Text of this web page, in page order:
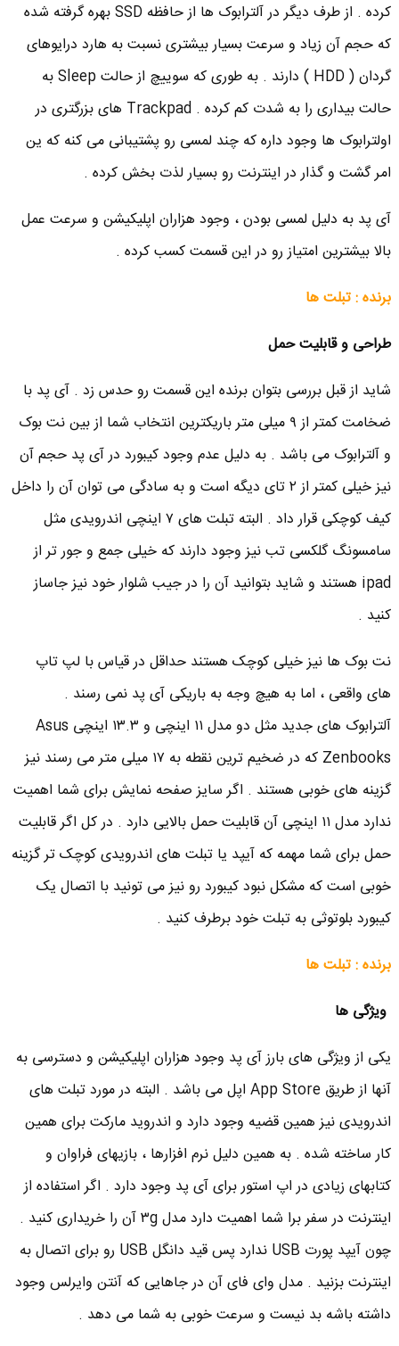
کرده . از طرف دیگر در آلترابوک ها از حافظه SSD بهره گرفته شده
که حجم آن زیاد و سرعت بسیار بیشتری نسبت به هارد درایوهای
گردان ( HDD ) دارند . به طوری که سوییچ از حالت Sleep به
حالت بیداری را به شدت کم کرده . Trackpad های بزرگتری در
اولترابوک ها وجود داره که چند لمسی رو پشتیبانی می کنه که ین
امر گشت و گذار در اینترنت رو بسیار لذت بخش کرده .
آی پد به دلیل لمسی بودن ، وجود هزاران اپلیکیشن و سرعت عمل
بالا بیشترین امتیاز رو در این قسمت کسب کرده .
برنده : تبلت ها
طراحی و قابلیت حمل
شاید از قبل بررسی بتوان برنده این قسمت رو حدس زد . آی پد با
ضخامت کمتر از ۹ میلی متر باریکترین انتخاب شما از بین نت بوک
و آلترابوک می باشد . به دلیل عدم وجود کیبورد در آی پد حجم آن
نیز خیلی کمتر از ۲ تای دیگه است و به سادگی می توان آن را داخل
کیف کوچکی قرار داد . البته تبلت های ۷ اینچی اندرویدی مثل
سامسونگ گلکسی تب نیز وجود دارند که خیلی جمع و جور تر از
ipad هستند و شاید بتوانید آن را در جیب شلوار خود نیز جاساز
کنید .
نت بوک ها نیز خیلی کوچک هستند حداقل در قیاس با لپ تاپ
های واقعی ، اما به هیچ وجه به باریکی آی پد نمی رسند .
آلترابوک های جدید مثل دو مدل ۱۱ اینچی و ۱۳.۳ اینچی Asus
Zenbooks که در ضخیم ترین نقطه به ۱۷ میلی متر می رسند نیز
گزینه های خوبی هستند . اگر سایز صفحه نمایش برای شما اهمیت
ندارد مدل ۱۱ اینچی آن قابلیت حمل بالایی دارد . در کل اگر قابلیت
حمل برای شما مهمه که آیپد یا تبلت های اندرویدی کوچک تر گزینه
خوبی است که مشکل نبود کیبورد رو نیز می تونید با اتصال یک
کیبورد بلوتوثی به تبلت خود برطرف کنید .
برنده : تبلت ها
ویژگی ها
یکی از ویژگی های بارز آی پد وجود هزاران اپلیکیشن و دسترسی به
آنها از طریق App Store اپل می باشد . البته در مورد تبلت های
اندرویدی نیز همین قضیه وجود دارد و اندروید مارکت برای همین
کار ساخته شده . به همین دلیل نرم افزارها ، بازیهای فراوان و
کتابهای زیادی در اپ استور برای آی پد وجود دارد . اگر استفاده از
اینترنت در سفر برا شما اهمیت دارد مدل ۳g آن را خریداری کنید .
چون آیپد پورت USB ندارد پس قید دانگل USB رو برای اتصال به
اینترنت بزنید . مدل وای فای آن در جاهایی که آنتن وایرلس وجود
داشته باشه بد نیست و سرعت خوبی به شما می دهد .